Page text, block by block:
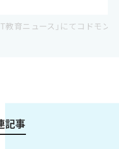
教育ニュース」にてコドモ
記事